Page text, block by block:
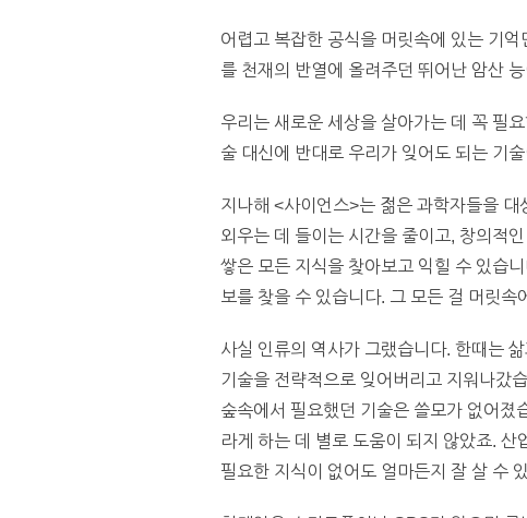
어렵고 복잡한 공식을 머릿속에 있는 기
를 천재의 반열에 올려주던 뛰어난 암산
우리는 새로운 세상을 살아가는 데 꼭 필
술 대신에 반대로 우리가 잊어도 되는 기
지나해 <사이언스>는 젊은 과학자들을
외우는 데 들이는 시간을 줄이고, 창의적
쌓은 모든 지식을 찾아보고 익힐 수 있습
보를 찾을 수 있습니다. 그 모든 걸 머릿속
사실 인류의 역사가 그랬습니다. 한때는
기술을 전략적으로 잊어버리고 지워나갔
숲속에서 필요했던 기술은 쓸모가 없어졌
라게 하는 데 별로 도움이 되지 않았죠.
필요한 지식이 없어도 얼마든지 잘 살 수